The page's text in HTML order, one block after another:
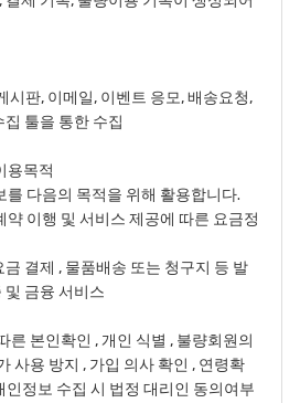
시판, 이메일, 이벤트 응모, 배송요청,
툴을 통한 수집
용목적
를 다음의 목적을 위해 활용합니다.
약 이행 및 서비스 제공에 따른 요금정
금 결제 , 물품배송 또는 청구지 등 발
및 금융 서비스
른 본인확인 , 개인 식별 , 불량회원의
사용 방지 , 가입 의사 확인 , 연령확
인정보 수집 시 법정 대리인 동의여부